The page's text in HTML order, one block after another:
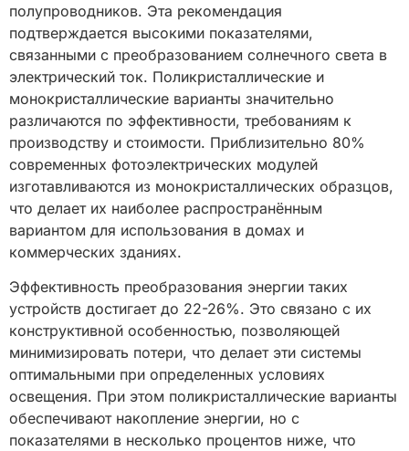
полупроводников. Эта рекомендация
подтверждается высокими показателями,
связанными с преобразованием солнечного света в
электрический ток. Поликристаллические и
монокристаллические варианты значительно
различаются по эффективности, требованиям к
производству и стоимости. Приблизительно 80%
современных фотоэлектрических модулей
изготавливаются из монокристаллических образцов,
что делает их наиболее распространённым
вариантом для использования в домах и
коммерческих зданиях.
Эффективность преобразования энергии таких
устройств достигает до 22-26%. Это связано с их
конструктивной особенностью, позволяющей
минимизировать потери, что делает эти системы
оптимальными при определенных условиях
освещения. При этом поликристаллические варианты
обеспечивают накопление энергии, но с
показателями в несколько процентов ниже, что